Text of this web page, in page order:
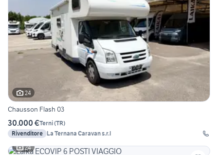
24
Chausson Flash 03
30.000 €Terni(TR)
Rivenditore La Ternana Caravan s.r.l
24